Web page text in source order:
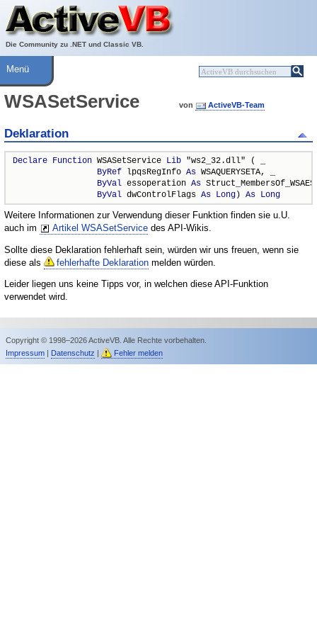
Die Community zu .NET und Classic VB.
Über ActiveVB
Hilfe
Menü
WSASetService von ActiveVB-Team
Deklaration
Declare Function WSASetService Lib "ws2_32.dll" ( _
ByRef lpqsRegInfo As WSAQUERYSETA, _
ByVal essoperation As
ByVal dwControlFlags As Long) As Long
Weitere Informationen zur Verwendung dieser Funktion finden sie u.U.
auch im
Artikel WSASetService des API-Wikis.
Sollte diese Deklaration fehlerhaft sein, würden wir uns freuen, wenn sie
diese als
fehlerhafte Deklaration melden würden.
Leider liegen uns keine Tipps vor, in welchen diese API-Funktion
verwendet wird.
Copyright © 1998–2026 ActiveVB. Alle Rechte vorbehalten.
Impressum| Datenschutz | Fehler melden